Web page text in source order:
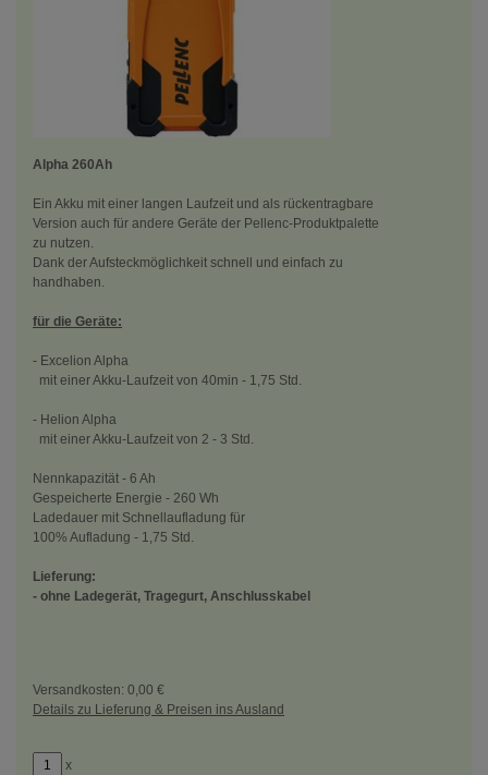
Alpha 260Ah
Ein Akku mit einer langen Laufzeit und als rückentragbare
Version auch für andere Geräte der Pellenc-Produktpalette
zu nutzen.
Dank der Aufsteckmöglichkeit schnell und einfach zu
handhaben.
für die Geräte:
- Excelion Alpha
mit einer Akku-Laufzeit von 40min - 1,75 Std.
- Helion Alpha
mit einer Akku-Laufzeit von 2 - 3 Std.
Nennkapazität - 6 Ah
Gespeicherte Energie - 260 Wh
Ladedauer mit Schnellaufladung für
100% Aufladung - 1,75 Std.
Lieferung:
- ohne Ladegerät, Tragegurt, Anschlusskabel
Versandkosten: 0,00 €
Details zu Lieferung & Preisen ins Ausland
x